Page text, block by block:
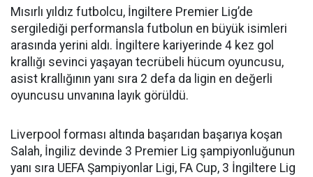
Mısırlı yıldız futbolcu, İngiltere Premier Lig’de
sergilediği performansla futbolun en büyük isimleri
arasında yerini aldı. İngiltere kariyerinde 4 kez gol
krallığı sevinci yaşayan tecrübeli hücum oyuncusu,
asist krallığının yanı sıra 2 defa da ligin en değerli
oyuncusu unvanına layık görüldü.
Liverpool forması altında başarıdan başarıya koşan
Salah, İngiliz devinde 3 Premier Lig şampiyonluğunun
yanı sıra UEFA Şampiyonlar Ligi, FA Cup, 3 İngiltere Lig